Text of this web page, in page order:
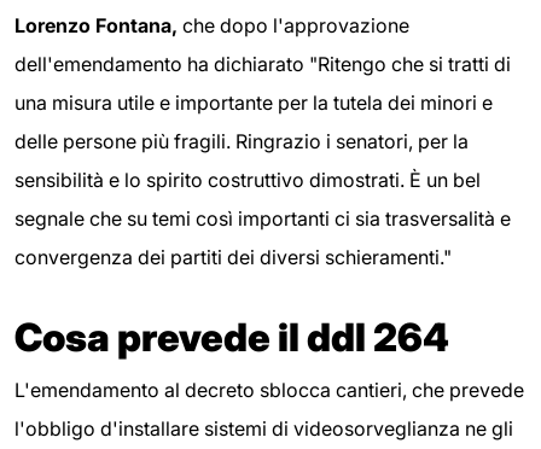
Lorenzo Fontana, che dopo l'approvazione
dell'emendamento ha dichiarato "Ritengo che si tratti di
una misura utile e importante per la tutela dei minori e
delle persone più fragili. Ringrazio i senatori, per la
sensibilità e lo spirito costruttivo dimostrati. È un bel
segnale che su temi così importanti ci sia trasversalità e
convergenza dei partiti dei diversi schieramenti."
Cosa prevede il ddl 264
L'emendamento al decreto sblocca cantieri, che prevede
l'obbligo d'installare sistemi di videosorveglianza ne gli